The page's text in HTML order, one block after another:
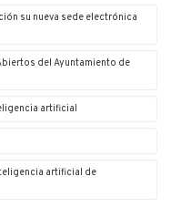
su nueva sede electrónica
del Ayuntamiento de
artificial
artificial de